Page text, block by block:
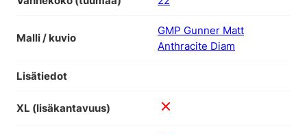
Malli / kuvio
GMP Gunner Matt
Anthracite Diam
Lisätiedot
XL (lisäkantavuus)